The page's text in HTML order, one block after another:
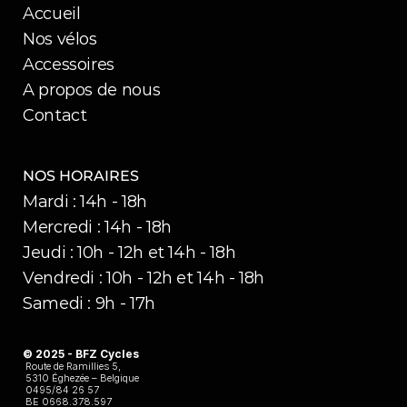
Accueil
Nos vélos
Accessoires
A propos de nous
Contact
NOS HORAIRES
Mardi : 14h - 18h
Mercredi : 14h - 18h
Jeudi : 10h - 12h et 14h - 18h
Vendredi : 10h - 12h et 14h - 18h
Samedi : 9h - 17h
© 2025 - BFZ Cycles
Route de Ramillies 5,
5310 Éghezée – Belgique
0495/84 26 57
BE 0668.378.597